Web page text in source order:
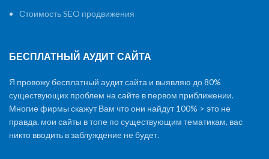
Стоимость SEO продвижения
БЕСПЛАТНЫЙ АУДИТ САЙТА
Я провожу бесплатный аудит сайта и выявляю до 80%
существующих проблем на сайте в первом приближении.
Многие фирмы скажут Вам что они найдут 100% > это не
правда. мои сайты в топе по существующим тематикам, вас
никто вводить в заблуждение не будет.